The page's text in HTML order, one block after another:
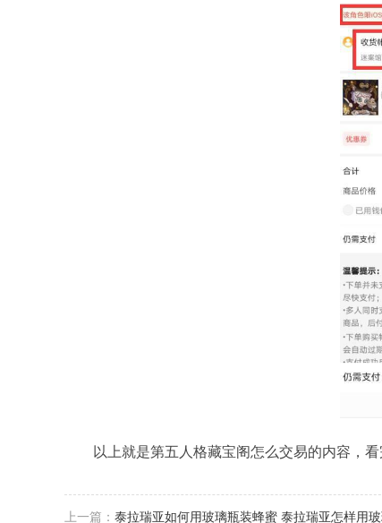
以上就是第五人格藏宝阁怎么交易的内容，看
上一篇： 泰拉瑞亚如何用玻璃瓶装蜂蜜 泰拉瑞亚怎样用